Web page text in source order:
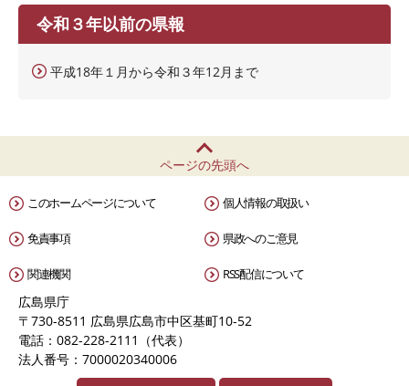
令和３年以前の県報
平成18年１月から令和３年12月まで
ページの先頭へ
このホームページについて 個人情報の取扱い
免責事項 県政へのご意見
関連機関 RSS配信について
広島県庁
〒730-8511 広島県広島市中区基町10-52
電話：082-228-2111（代表）
法人番号：7000020340006